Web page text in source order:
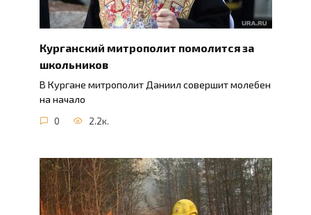
Курганский митрополит помолится за
школьников
В Кургане митрополит Даниил совершит молебен
на начало
0 2.2к.